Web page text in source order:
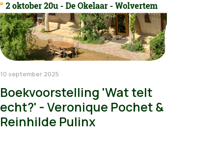
10 september 2025
Boekvoorstelling 'Wat telt
echt?' - Veronique Pochet &
Reinhilde Pulinx